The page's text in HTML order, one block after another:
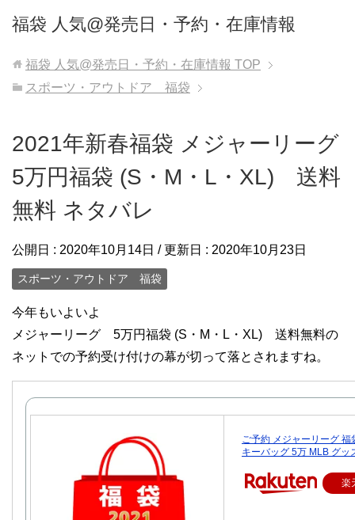
福袋 人気@発売日・予約・在庫情報
福袋 人気@発売日・予約・在庫情報 TOP
スポーツ・アウトドア 福袋
2021年新春福袋 メジャーリーグ
5万円福袋 (S・M・L・XL) 送料
無料 ネタバレ
公開日 : 2020年10月14日 / 更新日 : 2020年10月23日
スポーツ・アウトドア 福袋
今年もいよいよ
メジャーリーグ 5万円福袋 (S・M・L・XL) 送料無料の
ネットでの予約受け付けの幕が切って落とされますね。
ご予約 メジャーリーグ 福
キーバッグ 5万 MLB グッ
楽